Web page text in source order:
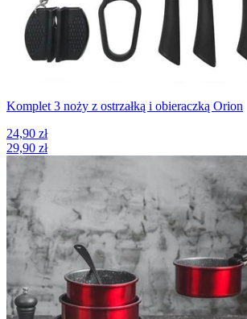
Komplet 3 noży z ostrzałką i obieraczką Orion
24,90 zł
29,90 zł